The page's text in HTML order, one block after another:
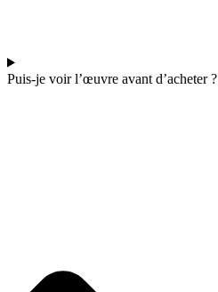
Puis-je voir l’œuvre avant d’acheter ?